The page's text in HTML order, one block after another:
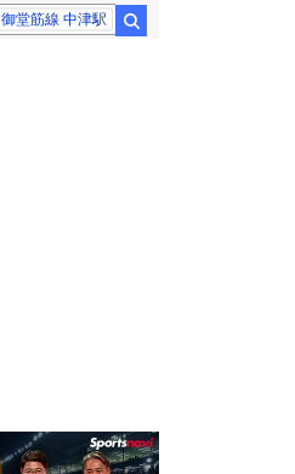
御堂筋線 中津駅